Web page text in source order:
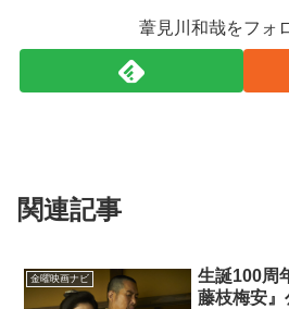
葦見川和哉をフォ
関連記事
金曜映画ナビ
生誕100周
藤枝梅安』